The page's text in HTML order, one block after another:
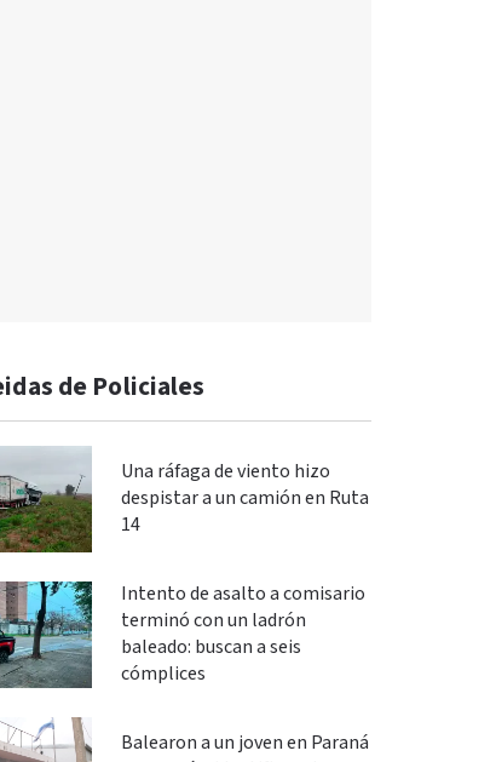
de Policiales
Una ráfaga de viento hizo
despistar a un camión en Ruta
14
Intento de asalto a comisario
terminó con un ladrón
baleado: buscan a seis
cómplices
Balearon a un joven en Paraná